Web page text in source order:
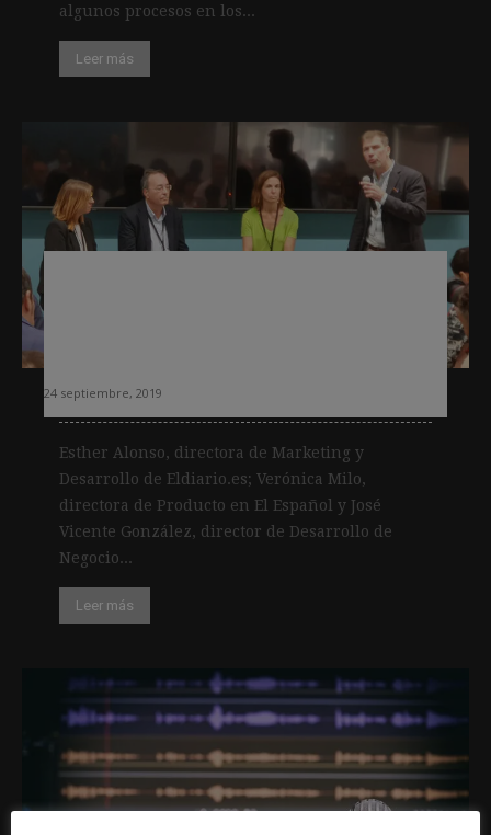
algunos procesos en los...
Leer más
24 septiembre, 2019
Esther Alonso, directora de Marketing y
Desarrollo de Eldiario.es; Verónica Milo,
directora de Producto en El Español y José
Vicente González, director de Desarrollo de
Negocio...
Leer más